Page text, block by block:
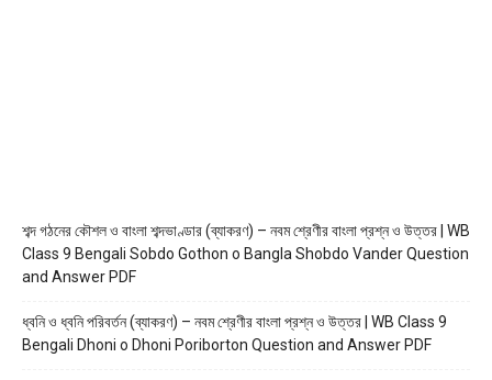
শব্দ গঠনের কৌশল ও বাংলা শব্দভাণ্ডার (ব্যাকরণ) – নবম শ্রেণীর বাংলা প্রশ্ন ও উত্তর | WB
Class 9 Bengali Sobdo Gothon o Bangla Shobdo Vander Question
and Answer PDF
ধ্বনি ও ধ্বনি পরিবর্তন (ব্যাকরণ) – নবম শ্রেণীর বাংলা প্রশ্ন ও উত্তর | WB Class 9
Bengali Dhoni o Dhoni Poriborton Question and Answer PDF